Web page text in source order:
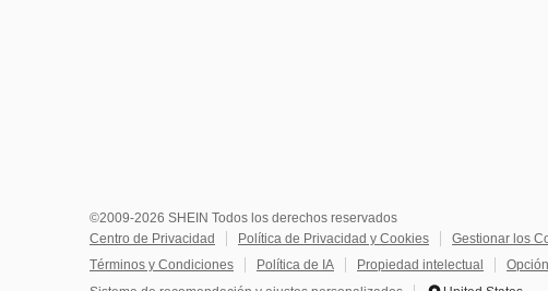
©2009-2026 SHEIN Todos los derechos reservados
Centro de Privacidad
Política de Privacidad y Cookies
Gestionar los
Términos y Condiciones
Política de IA Propiedad intelectual